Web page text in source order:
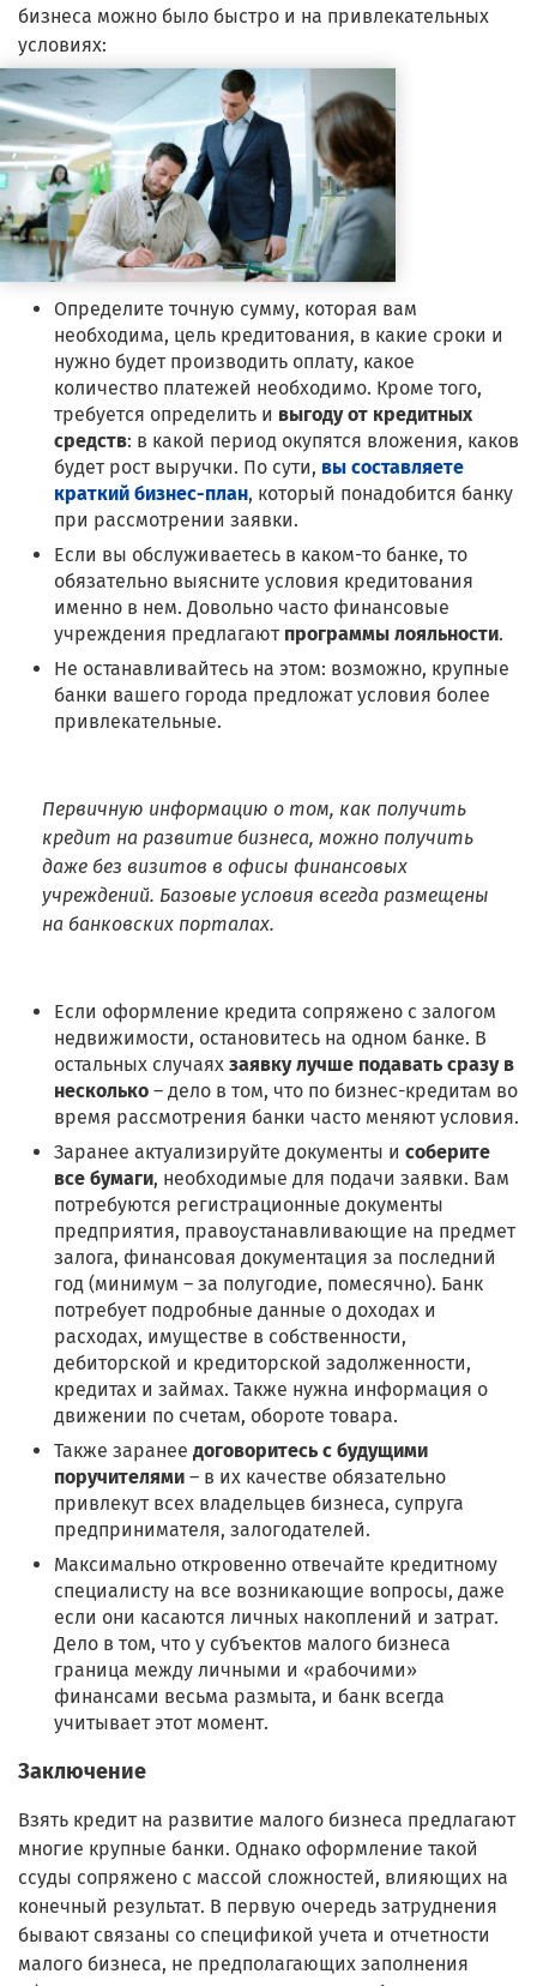
бизнеса можно было быстро и на привлекательных
условиях:
Определите точную сумму, которая вам
необходима, цель кредитования, в какие сроки и
нужно будет производить оплату, какое
количество платежей необходимо. Кроме того,
требуется определить и выгоду от кредитных
средств: в какой период окупятся вложения, каков
будет рост выручки. По сути, вы составляете
краткий бизнес-план, который понадобится банку
при рассмотрении заявки.
Если вы обслуживаетесь в каком-то банке, то
обязательно выясните условия кредитования
именно в нем. Довольно часто финансовые
учреждения предлагают программы лояльности.
Не останавливайтесь на этом: возможно, крупные
банки вашего города предложат условия более
привлекательные.
Первичную информацию о том, как получить
кредит на развитие бизнеса, можно получить
даже без визитов в офисы финансовых
учреждений. Базовые условия всегда размещены
на банковских порталах.
Если оформление кредита сопряжено с залогом
недвижимости, остановитесь на одном банке. В
остальных случаях заявку лучше подавать сразу в
несколько – дело в том, что по бизнес-кредитам во
время рассмотрения банки часто меняют условия.
Заранее актуализируйте документы и соберите
все бумаги, необходимые для подачи заявки. Вам
потребуются регистрационные документы
предприятия, правоустанавливающие на предмет
залога, финансовая документация за последний
год (минимум – за полугодие, помесячно). Банк
потребует подробные данные о доходах и
расходах, имуществе в собственности,
дебиторской и кредиторской задолженности,
кредитах и займах. Также нужна информация о
движении по счетам, обороте товара.
Также заранее договоритесь с будущими
поручителями – в их качестве обязательно
привлекут всех владельцев бизнеса, супруга
предпринимателя, залогодателей.
Максимально откровенно отвечайте кредитному
специалисту на все возникающие вопросы, даже
если они касаются личных накоплений и затрат.
Дело в том, что у субъектов малого бизнеса
граница между личными и «рабочими»
финансами весьма размыта, и банк всегда
учитывает этот момент.
Заключение
Взять кредит на развитие малого бизнеса предлагают
многие крупные банки. Однако оформление такой
ссуды сопряжено с массой сложностей, влияющих на
конечный результат. В первую очередь затруднения
бывают связаны со спецификой учета и отчетности
малого бизнеса, не предполагающих заполнения